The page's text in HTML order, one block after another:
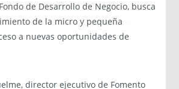
de Desarrollo de Negocio, busca
de la micro y pequeña
a nuevas oportunidades de
director ejecutivo de Fomento